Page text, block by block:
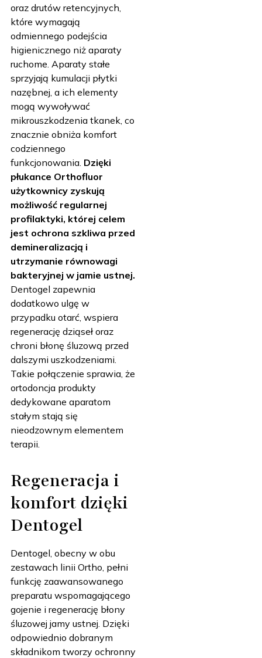
oraz drutów retencyjnych,
które wymagają
odmiennego podejścia
higienicznego niż aparaty
ruchome. Aparaty stałe
sprzyjają kumulacji płytki
nazębnej, a ich elementy
mogą wywoływać
mikrouszkodzenia tkanek, co
znacznie obniża komfort
codziennego
funkcjonowania. Dzięki
płukance Orthofluor
użytkownicy zyskują
możliwość regularnej
profilaktyki, której celem
jest ochrona szkliwa przed
demineralizacją i
utrzymanie równowagi
bakteryjnej w jamie ustnej.
Dentogel zapewnia
dodatkowo ulgę w
przypadku otarć, wspiera
regenerację dziąseł oraz
chroni błonę śluzową przed
dalszymi uszkodzeniami.
Takie połączenie sprawia, że
ortodoncja produkty
dedykowane aparatom
stałym stają się
nieodzownym elementem
terapii.
Regeneracja i
komfort dzięki
Dentogel
Dentogel, obecny w obu
zestawach linii Ortho, pełni
funkcję zaawansowanego
preparatu wspomagającego
gojenie i regenerację błony
śluzowej jamy ustnej. Dzięki
odpowiednio dobranym
składnikom tworzy ochronny